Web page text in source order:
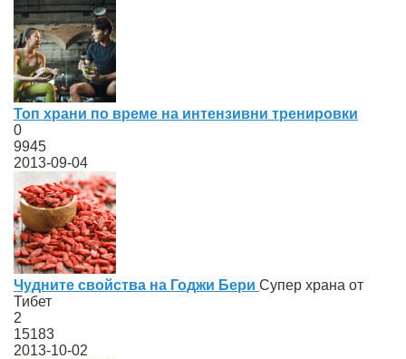
Топ храни по време на интензивни тренировки
0
9945
2013-09-04
Чудните свойства на Годжи Бери Супер храна от
Тибет
2
15183
2013-10-02